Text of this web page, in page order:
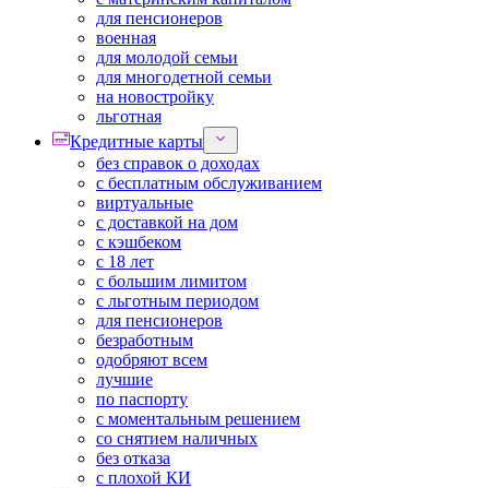
для пенсионеров
военная
для молодой семьи
для многодетной семьи
на новостройку
льготная
Кредитные карты
без справок о доходах
с бесплатным обслуживанием
виртуальные
с доставкой на дом
с кэшбеком
с 18 лет
с большим лимитом
с льготным периодом
для пенсионеров
безработным
одобряют всем
лучшие
по паспорту
с моментальным решением
со снятием наличных
без отказа
с плохой КИ